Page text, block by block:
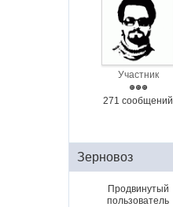
Участник
271 сообщений
Зерновоз
Продвинутый
пользователь